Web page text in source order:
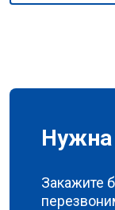
Нужна
Закажите